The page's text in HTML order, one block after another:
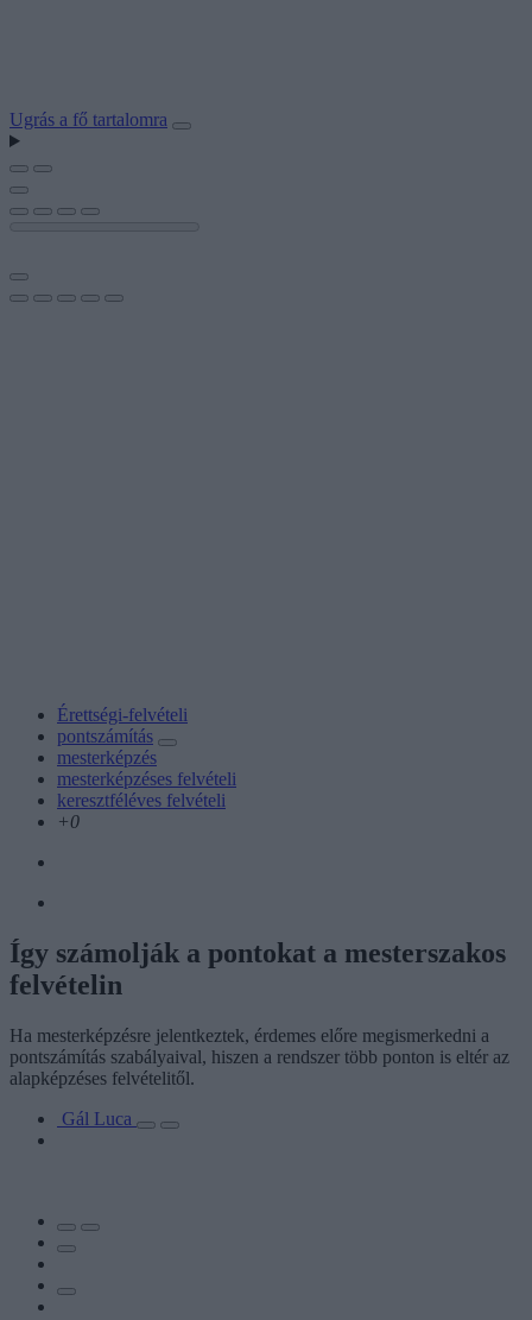
Ugrás a fő tartalomra
Érettségi-felvételi
pontszámítás
mesterképzés
mesterképzéses felvételi
keresztféléves felvételi
+0
Így számolják a pontokat a mesterszakos
felvételin
Ha mesterképzésre jelentkeztek, érdemes előre megismerkedni a
pontszámítás szabályaival, hiszen a rendszer több ponton is eltér az
alapképzéses felvételitől.
Gál Luca